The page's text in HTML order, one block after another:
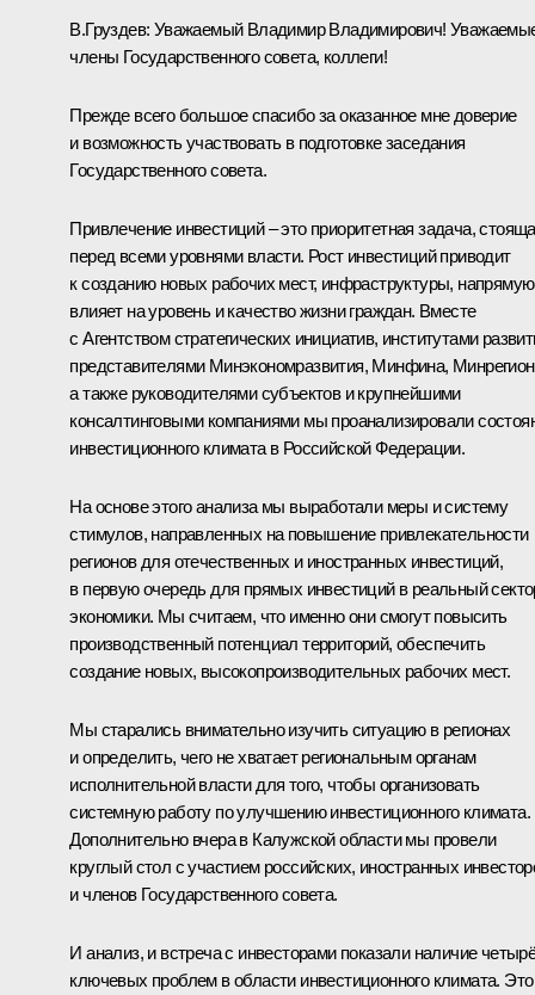
В.Груздев: Уважаемый Владимир Владимирович!
члены Государственного совета, коллеги!
Прежде всего большое спасибо за оказанное мне доверие
и возможность участвовать в подготовке заседания
Государственного совета.
Привлечение инвестиций – это приоритетная задача,
перед всеми уровнями власти. Рост инвестиций приводит
к созданию новых рабочих мест, инфраструктуры, напрямую
влияет на уровень и качество жизни граждан. Вместе
с Агентством стратегических инициатив, институтами
представителями Минэкономразвития, Минфина,
а также руководителями субъектов и крупнейшими
консалтинговыми компаниями мы проанализировали
инвестиционного климата в Российской Федерации.
На основе этого анализа мы выработали меры и систему
стимулов, направленных на повышение привлекательности
регионов для отечественных и иностранных инвестиций,
в первую очередь для прямых инвестиций в реальный
экономики. Мы считаем, что именно они смогут повысить
производственный потенциал территорий, обеспечить
создание новых, высокопроизводительных рабочих мест.
Мы старались внимательно изучить ситуацию в регионах
и определить, чего не хватает региональным органам
исполнительной власти для того, чтобы организовать
системную работу по улучшению инвестиционного климата.
Дополнительно вчера в Калужской области мы провели
круглый стол с участием российских, иностранных
и членов Государственного совета.
И анализ, и встреча с инвесторами показали наличие
ключевых проблем в области инвестиционного климата. Это